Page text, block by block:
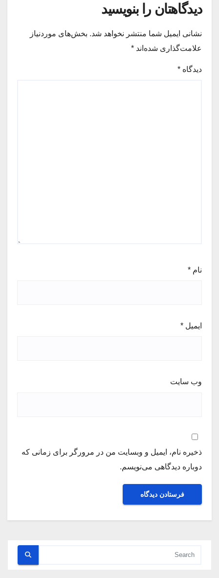
دیدگاهتان را بنویسید
نشانی ایمیل شما منتشر نخواهد شد. بخش‌های موردنیاز
علامت‌گذاری شده‌اند *
دیدگاه *
نام *
ایمیل *
وب‌ سایت
ذخیره نام، ایمیل و وبسایت من در مرورگر برای زمانی که
دوباره دیدگاهی می‌نویسم.